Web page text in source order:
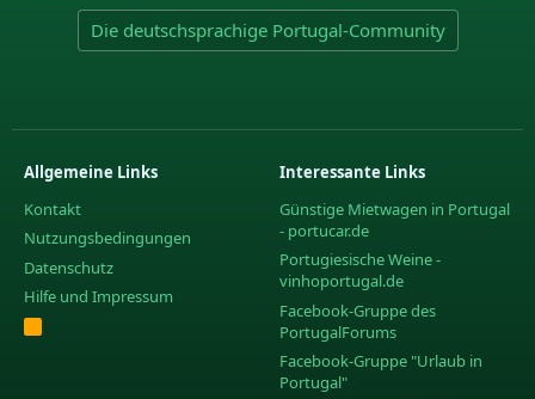
Die deutschsprachige Portugal-Community
Allgemeine Links
Kontakt
Nutzungsbedingungen
Datenschutz
Hilfe und Impressum
R
S
Interessante Links
Günstige Mietwagen in Portugal
- portucar.de
Portugiesische Weine -
vinhoportugal.de
Facebook-Gruppe des
PortugalForums
Facebook-Gruppe "Urlaub in
Portugal"